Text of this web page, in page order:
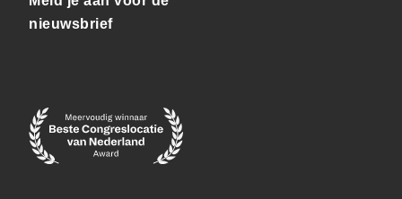
nieuwsbrief